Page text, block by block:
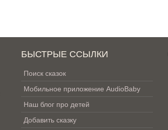
БЫСТРЫЕ ССЫЛКИ
Поиск сказок
Мобильное приложение AudioBaby
Наш блог про детей
Добавить сказку